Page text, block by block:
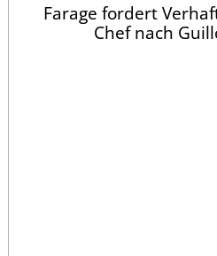
Farage fordert
Chef nach